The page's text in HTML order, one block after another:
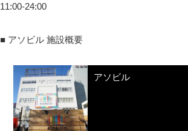
11:00-24:00
■ アソビル 施設概要
アソビル